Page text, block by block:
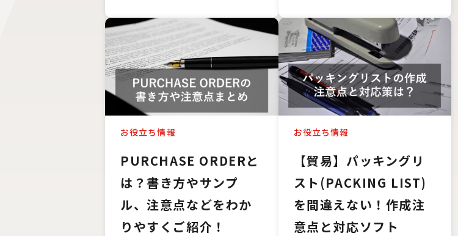
お役立ち情報
PURCHASE ORDERと
は？書き方やサンプ
ル、注意点などをわか
りやすくご紹介！
お役立ち情報
【貿易】パッキングリ
スト(PACKING LIST)
を間違えない！作成注
意点と対応ソフト